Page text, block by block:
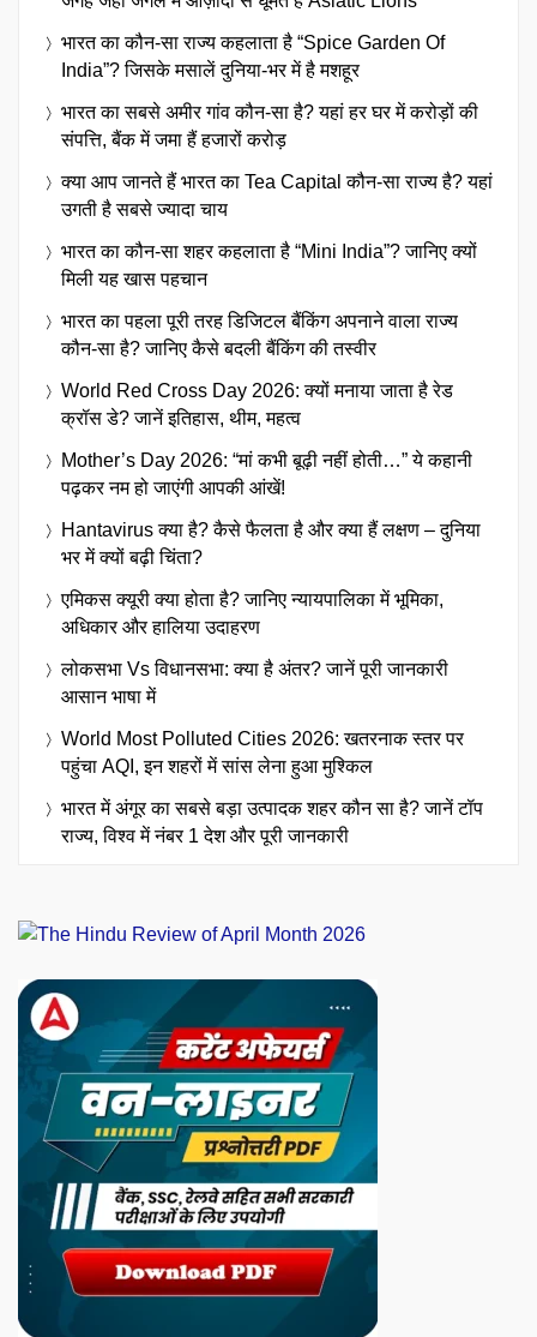
भारत का कौन-सा राज्य कहलाता है “Spice Garden Of
India”? जिसके मसालें दुनिया-भर में है मशहूर
भारत का सबसे अमीर गांव कौन-सा है? यहां हर घर में करोड़ों की
संपत्ति, बैंक में जमा हैं हजारों करोड़
क्या आप जानते हैं भारत का Tea Capital कौन-सा राज्य है? यहां
उगती है सबसे ज्यादा चाय
भारत का कौन-सा शहर कहलाता है “Mini India”? जानिए क्यों
मिली यह खास पहचान
भारत का पहला पूरी तरह डिजिटल बैंकिंग अपनाने वाला राज्य
कौन-सा है? जानिए कैसे बदली बैंकिंग की तस्वीर
World Red Cross Day 2026: क्यों मनाया जाता है रेड
क्रॉस डे? जानें इतिहास, थीम, महत्व
Mother’s Day 2026: “मां कभी बूढ़ी नहीं होती…” ये कहानी
पढ़कर नम हो जाएंगी आपकी आंखें!
Hantavirus क्या है? कैसे फैलता है और क्या हैं लक्षण – दुनिया
भर में क्यों बढ़ी चिंता?
एमिकस क्यूरी क्या होता है? जानिए न्यायपालिका में भूमिका,
अधिकार और हालिया उदाहरण
लोकसभा Vs विधानसभा: क्या है अंतर? जानें पूरी जानकारी
आसान भाषा में
World Most Polluted Cities 2026: खतरनाक स्तर पर
पहुंचा AQI, इन शहरों में सांस लेना हुआ मुश्किल
भारत में अंगूर का सबसे बड़ा उत्पादक शहर कौन सा है? जानें टॉप
राज्य, विश्व में नंबर 1 देश और पूरी जानकारी